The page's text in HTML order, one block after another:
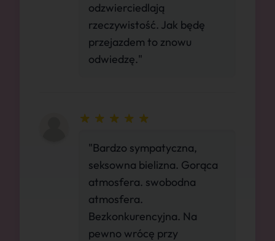
odzwierciedlają
rzeczywistość. Jak będę
przejazdem to znowu
odwiedzę."
"Bardzo sympatyczna,
seksowna bielizna. Gorąca
atmosfera. swobodna
atmosfera.
Bezkonkurencyjna. Na
pewno wrócę przy